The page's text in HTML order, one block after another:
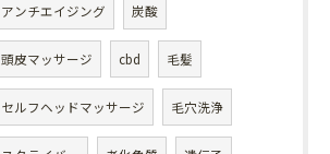
アンチエイジング 炭酸
頭皮マッサージ cbd 毛髪
セルフヘッドマッサージ 毛穴洗浄